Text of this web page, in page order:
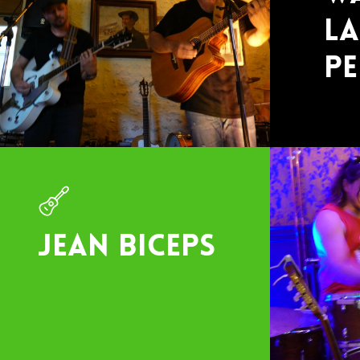
Jean biceps